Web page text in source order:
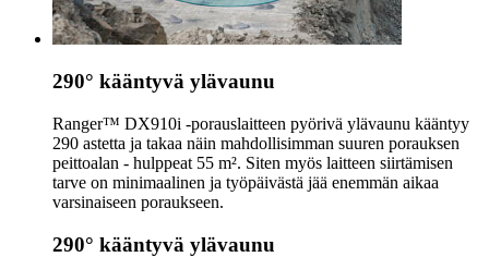
290° kääntyvä ylävaunu
Ranger™ DX910i ‑porauslaitteen pyörivä ylävaunu kääntyy
290 astetta ja takaa näin mahdollisimman suuren porauksen
peittoalan - hulppeat 55 m². Siten myös laitteen siirtämisen
tarve on minimaalinen ja työpäivästä jää enemmän aikaa
varsinaiseen poraukseen.
290° kääntyvä ylävaunu